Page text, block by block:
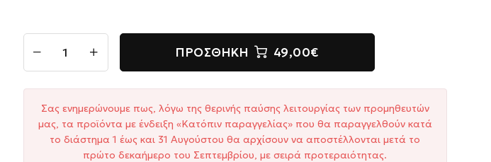
ΠΡΟΣΘΉΚΗ 49,00€
Σας ενημερώνουμε πως, λόγω της θερινής παύσης λειτουργίας των προμηθευτών
μας, τα προϊόντα με ένδειξη «Κατόπιν παραγγελίας» που θα παραγγελθούν κατά
το διάστημα 1 έως και 31 Αυγούστου θα αρχίσουν να αποστέλλονται μετά το
πρώτο δεκαήμερο του Σεπτεμβρίου, με σειρά προτεραιότητας.